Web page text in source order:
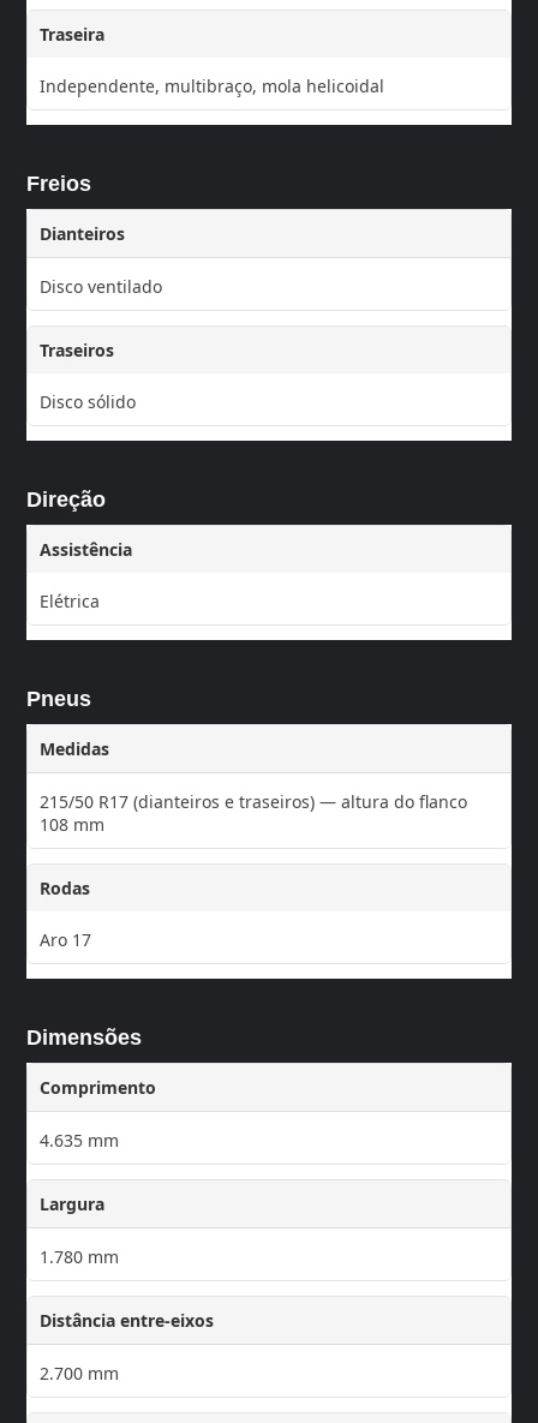
Traseira
Independente, multibraço, mola helicoidal
Freios
Dianteiros
Disco ventilado
Traseiros
Disco sólido
Direção
Assistência
Elétrica
Pneus
Medidas
215/50 R17 (dianteiros e traseiros) — altura do flanco
108 mm
Rodas
Aro 17
Dimensões
Comprimento
4.635 mm
Largura
1.780 mm
Distância entre-eixos
2.700 mm